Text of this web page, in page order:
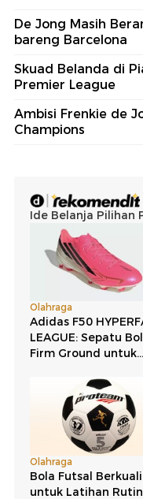
De Jong Masih
bareng Barcelona
Skuad Belanda di
Premier League
Ambisi Frenkie de
Champions